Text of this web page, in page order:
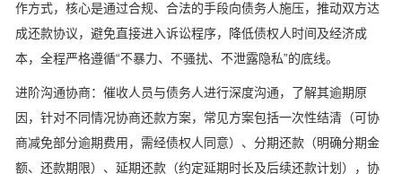
作方式，核心是通过合规、合法的手段向债务人施压，推动双方达
成还款协议，避免直接进入诉讼程序，降低债权人时间及经济成
本，全程严格遵循“不暴力、不骚扰、不泄露隐私”的底线。
进阶沟通协商：催收人员与债务人进行深度沟通，了解其逾期原
因，针对不同情况协商还款方案，常见方案包括一次性结清（可协
商减免部分逾期费用，需经债权人同意）、分期还款（明确分期金
额、还款期限）、延期还款（约定延期时长及后续还款计划），协